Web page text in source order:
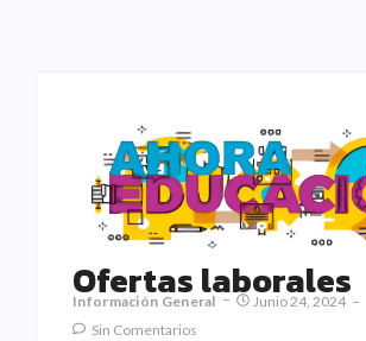
Ofertas laborales
Información General
Junio 24, 2024
Sin Comentarios